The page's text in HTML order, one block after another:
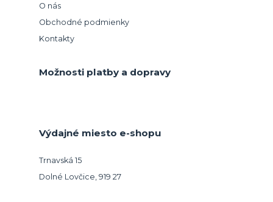
O nás
Obchodné podmienky
Kontakty
Možnosti platby a dopravy
Výdajné miesto e-shopu
Trnavská 15
Dolné Lovčice, 919 27